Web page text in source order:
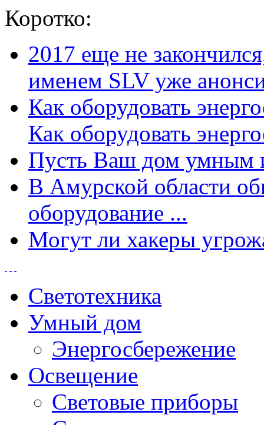
Коротко:
2017 еще не
именем SLV уже
Как оборудовать
Как оборудовать
Пусть Ваш дом умным
В Амурской области
оборудование ...
Могут ли хакеры
Светотехника
Умный дом
Энергосбережение
Освещение
Световые приборы